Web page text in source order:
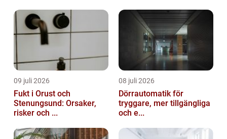
09 juli 2026
Fukt i Orust och
Stenungsund: Orsaker,
risker och ...
08 juli 2026
Dörrautomatik för
tryggare, mer tillgängliga
och e...